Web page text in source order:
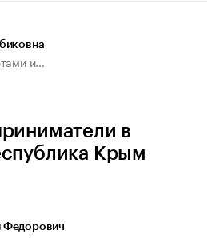
и...
в
Крым
Федорович